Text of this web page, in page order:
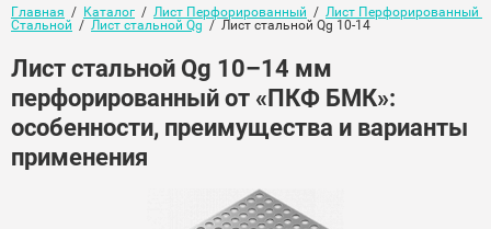
Главная
  /
Каталог
  /
Лист Перфорированный
  /
Лист Перфорированный
Стальной
  /
Лист стальной Qg
  /  Лист стальной Qg 10-14
Лист стальной Qg 10–14 мм
перфорированный от «ПКФ БМК»:
особенности, преимущества и варианты
применения